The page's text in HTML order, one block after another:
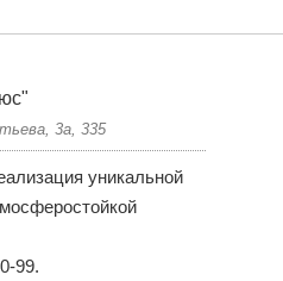
3а, 335
уникальной
99.